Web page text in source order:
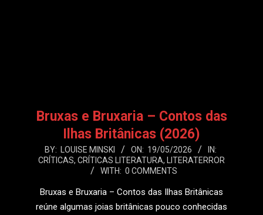
Bruxas e Bruxaria – Contos das
Ilhas Britânicas (2026)
2026-
05-
BY: LOUISE MINSKI ON: 19/05/2026
IN:
CRÍTICAS, CRÍTICAS LITERATURA, LITERATERROR
WITH: 0 COMMENTS
Bruxas e Bruxaria – Contos das Ilhas Britânicas
reúne algumas joias britânicas pouco conhecidas